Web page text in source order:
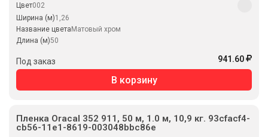
Цвет002
Ширина (м)1,26
Название цвета Матовый хром
Длина (м)50
Под заказ 941.60
В корзину
Пленка Oracal 352 911, 50 м, 1.0 м, 10,9 кг. 93cfacf4-
cb56-11e1-8619-003048bbc86e